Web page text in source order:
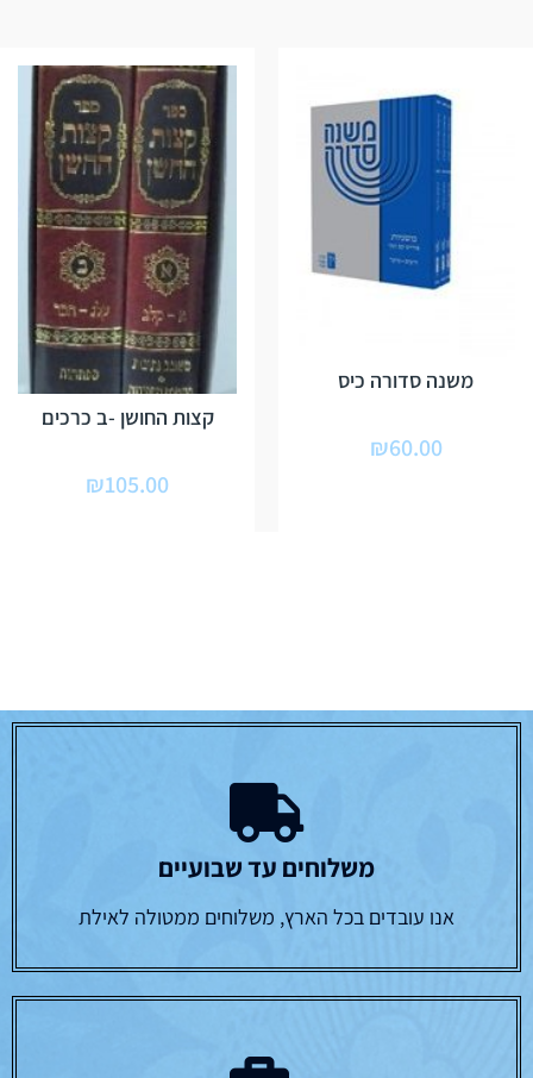
משנה סדורה כיס
₪60.00
קצות החושן -ב כרכים
₪105.00
משלוחים עד שבועיים
אנו עובדים בכל הארץ, משלוחים ממטולה לאילת